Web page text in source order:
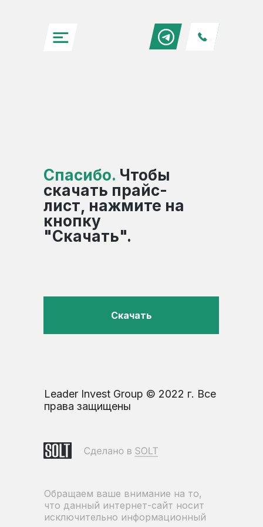
Спасибо. Чтобы
скачать прайс-
лист, нажмите на
кнопку
"Скачать".
Скачать
Leader Invest Group © 2022 г. Все
права защищены
Обращаем ваше внимание на то,
что данный интернет-сайт носит
исключительно информационный